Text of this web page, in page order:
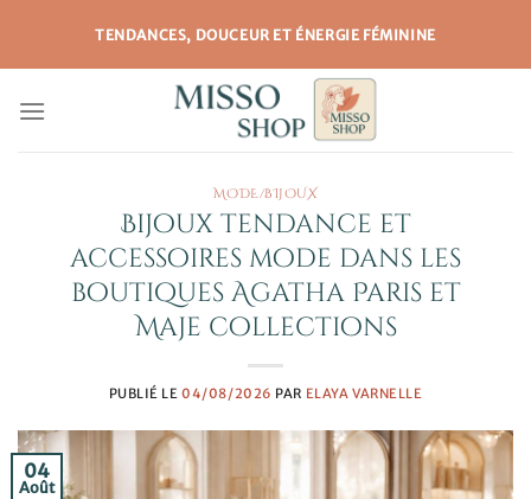
contenu
TENDANCES, DOUCEUR ET ÉNERGIE FÉMININE
MODE/BIJOUX
Bijoux tendance et
accessoires mode dans les
boutiques Agatha Paris et
Maje collections
PUBLIÉ LE04/08/2026 PAR ELAYA VARNELLE
04
Août